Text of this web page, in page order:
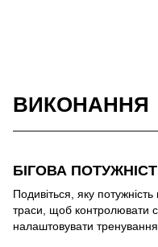
ВИКОНАННЯ
БІГОВА
Подивіться, яку
траси, щоб контролювати
налаштовувати тренування.